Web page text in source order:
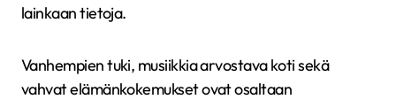
lainkaan tietoja.
Vanhempien tuki, musiikkia arvostava koti sekä
vahvat elämänkokemukset ovat osaltaan